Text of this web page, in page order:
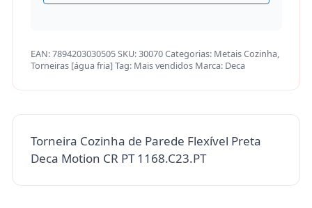
EAN:7894203030505SKU:30070Categorias: Metais Cozinha,
Torneiras [água fria]Tag: Mais vendidos Marca: Deca
Torneira Cozinha de Parede Flexível Preta
Deca Motion CR PT 1168.C23.PT